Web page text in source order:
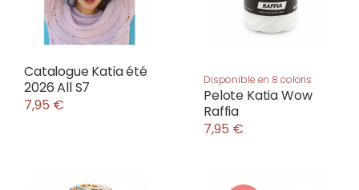
Catalogue Katia été
2026 All S7
7,95 €
Disponible en 8 coloris
Pelote Katia Wow
Raffia
7,95 €